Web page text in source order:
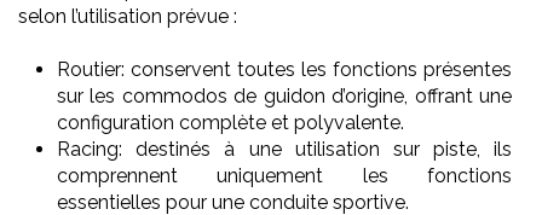
selon l’utilisation prévue :
Routier: conservent toutes les fonctions présentes
sur les commodos de guidon d’origine, offrant une
configuration complète et polyvalente.
Racing: destinés à une utilisation sur piste, ils
comprennent uniquement les fonctions
essentielles pour une conduite sportive.